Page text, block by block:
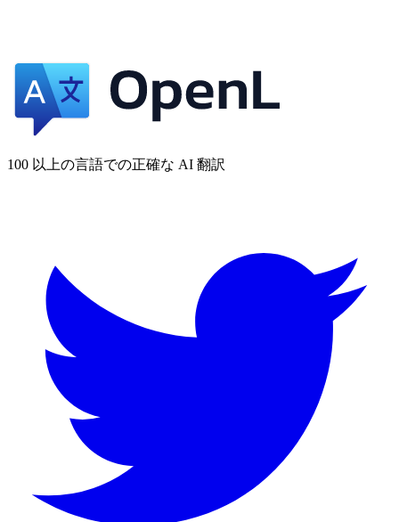
100 以上の言語での正確な AI 翻訳